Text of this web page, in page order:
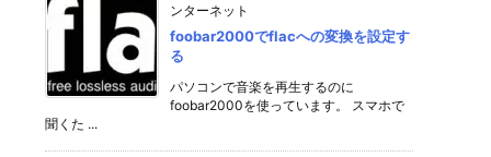
ンターネット
foobar2000でflacへの変換を設定す
る
パソコンで音楽を再生するのに
foobar2000を使っています。 スマホで
聞くた ...